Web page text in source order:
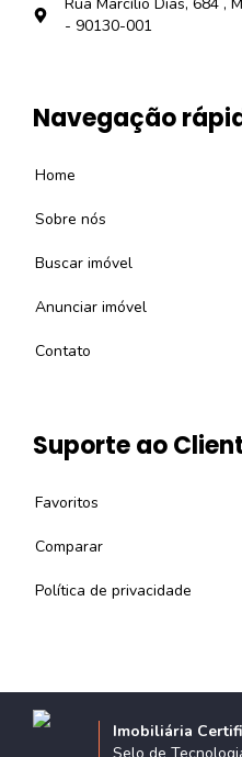
- 90130-001
Navegação
Home
Sobre nós
Buscar imóvel
Anunciar imóvel
Contato
Suporte ao
Favoritos
Comparar
Política de privacidade
Imobiliária